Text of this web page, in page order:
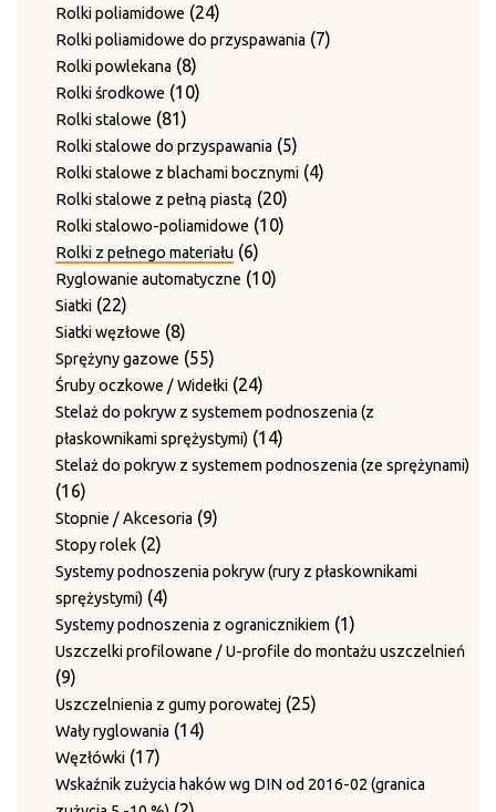
produkty
Rolki poliamidowe 2424
produkty
Rolki poliamidowe do przyspawania 77
Rolki powlekana 88
produktów
Rolki środkowe 1010
Rolki stalowe 8181
produktów
Rolki stalowe do przyspawania 55
produktów
Rolki stalowe z blachami bocznymi 44
Rolki stalowe z pełną piastą 2020
produktów
Rolki stalowo-poliamidowe 1010
Rolki z pełnego materiału 66
produktów
Ryglowanie automatyczne 1010
Siatki 2222
produkty
Siatki węzłowe 88
produktów
Sprężyny gazowe 5555
produktów
Śruby oczkowe / Widełki 2424
produkty
Stelaż do pokryw z systemem podnoszenia (z
płaskownikami sprężystymi)
1414
produktów
Stelaż do pokryw z systemem podnoszenia (ze sprężynami)
1616
produktów
Stopnie / Akcesoria 99
Stopy rolek 22
produkty
Systemy podnoszenia pokryw (rury z płaskownikami
sprężystymi)
44
produkty
Systemy podnoszenia z ogranicznikiem 11
produkt
Uszczelki profilowane / U-profile do montażu uszczelnień
99
produktów
Uszczelnienia z gumy porowatej 2525
Wały ryglowania 1414
Węzłówki 1717
produktów
Wskaźnik zużycia haków wg DIN od 2016-02 (granica